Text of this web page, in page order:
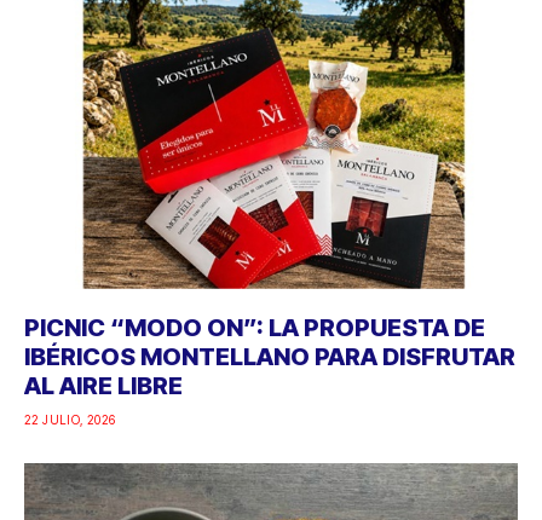
PICNIC “MODO ON”: LA PROPUESTA DE
IBÉRICOS MONTELLANO PARA DISFRUTAR
AL AIRE LIBRE
22 JULIO, 2026